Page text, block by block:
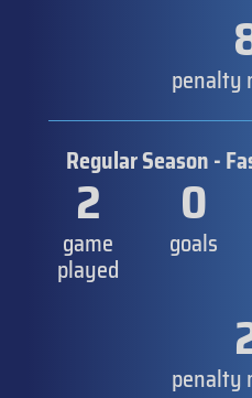
penalty
Regular Season -
2
game
played
0
goals
penalty